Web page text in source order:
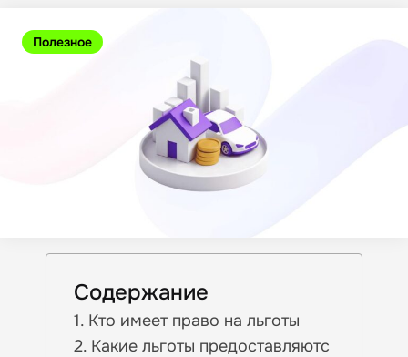
Полезное
Содержание
Кто имеет право на льготы
Какие льготы предоставляютс